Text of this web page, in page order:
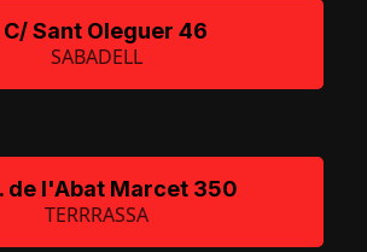
C/ Sant Oleguer 46
SABADELL
de l'Abat Marcet 350
TERRRASSA